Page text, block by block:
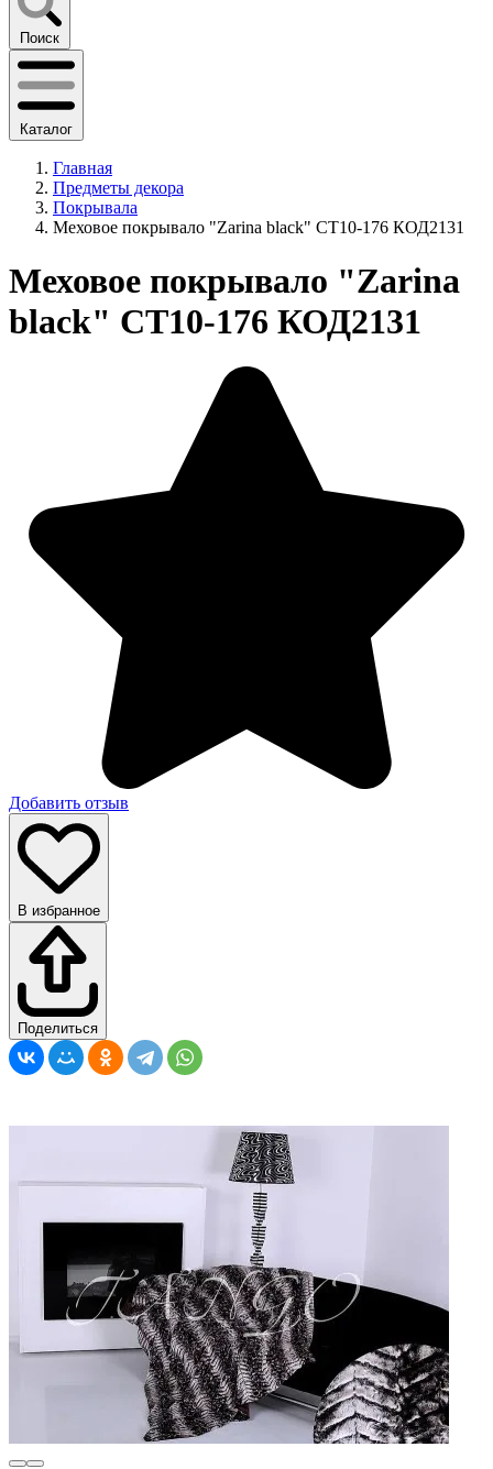
Поиск
Каталог
Главная
Предметы декора
Покрывала
Меховое покрывало "Zarina black" CT10-176 КОД2131
Меховое покрывало "Zarina
black" CT10-176 КОД2131
Добавить отзыв
В избранное
Поделиться